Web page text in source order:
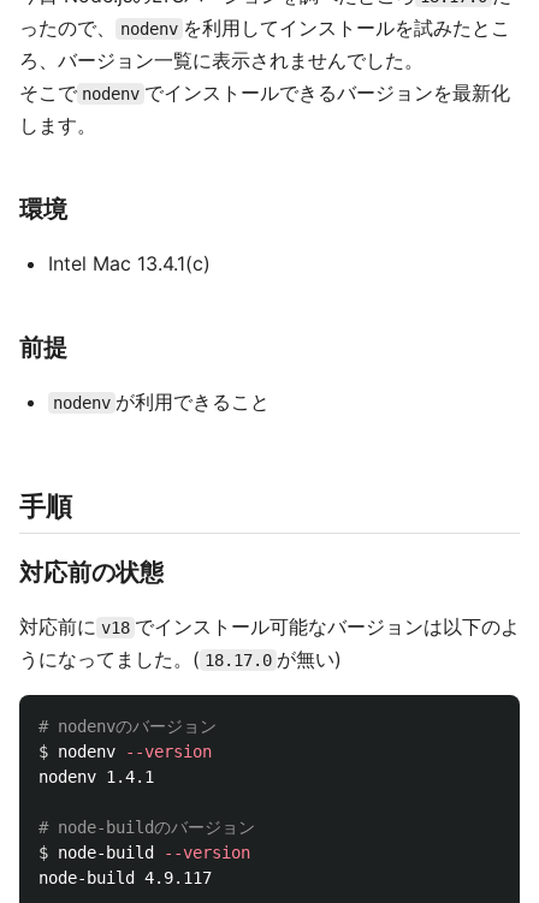
ったので、
nodenv を利用してインストールを試みたとこ
ろ、バージョン一覧に表示されませんでした。
そこで nodenv でインストールできるバージョンを最新化
します。
環境
Intel Mac 13.4.1(c)
前提
nodenv が利用できること
手順
対応前の状態
対応前に v18 でインストール可能なバージョンは以下のよ
うになってました。( 18.17.0 が無い)
# nodenvのバージョン
$ nodenv
--version
nodenv 1.4.1
# node-buildのバージョン
$ node-build
--version
node-build 4.9.117